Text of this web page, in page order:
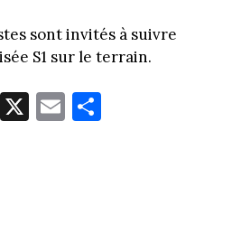
sont invités à suivre
S1 sur le terrain.
X E
m
Pa
rt